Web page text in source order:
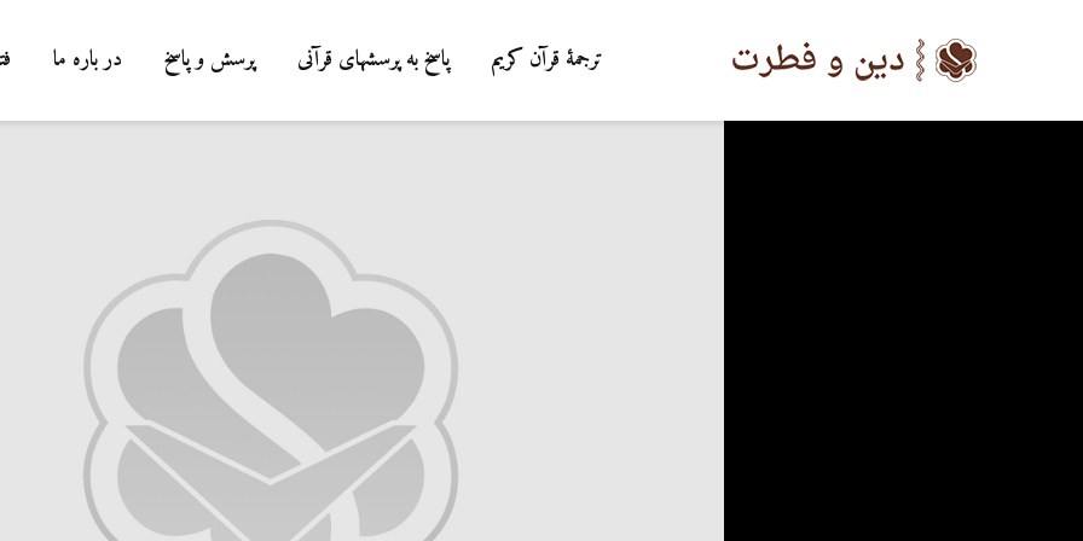
ترجمۀ قرآن کریم پاسخ به پرسشهای قرآنی پرسش و پاسخ در باره ما
درباره سنگ زدن به
میان صفا و مروه
20 جولای 2026